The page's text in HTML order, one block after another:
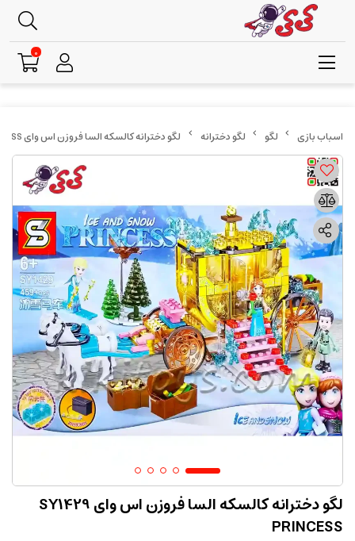
لگو لگو دخترانه لگو دخترانه کالسکه السا فروزن اس وای SY1429 PRINCESS
لگو دخترانه کالسکه السا فروزن اس وای SY1429
PRINCESS
0